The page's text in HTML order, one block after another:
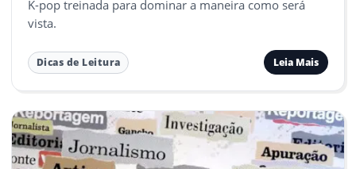
K-pop treinada para dominar a maneira como será
vista.
Dicas de Leitura Leia Mais